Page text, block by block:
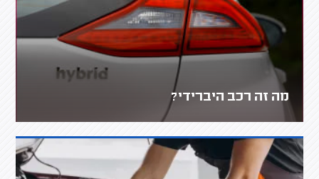
מה זה רכב היברידי?